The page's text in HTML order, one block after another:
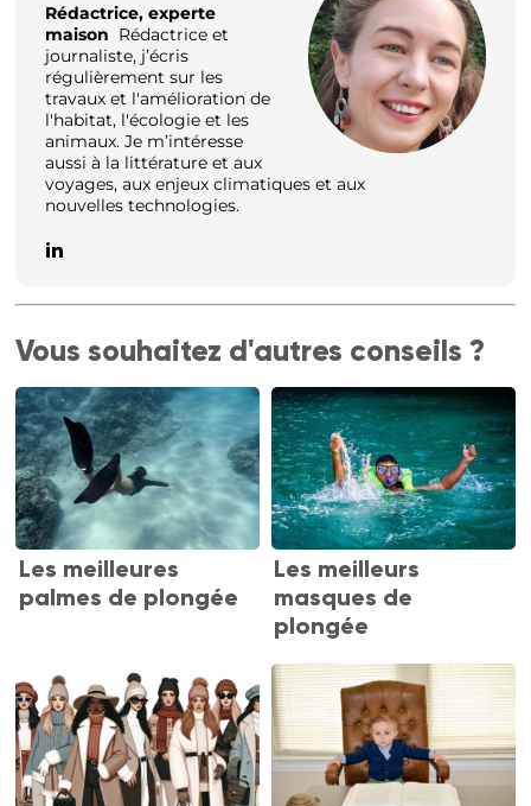
Rédactrice, experte
maison Rédactrice et
journaliste, j’écris
régulièrement sur les
travaux et l'amélioration de
l'habitat, l'écologie et les
animaux. Je m’intéresse
aussi à la littérature et aux
voyages, aux enjeux climatiques et aux
nouvelles technologies.
Vous souhaitez d'autres conseils ?
Les meilleures
palmes de plongée
Les meilleurs
masques de
plongée